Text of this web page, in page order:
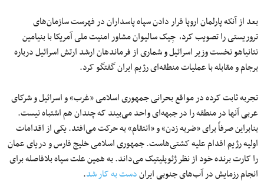
بعد از آنکه پارلمان اروپا قرار دادن سپاه پاسداران در فهرست سازمان‌های
تروریستی را تصویب کرد، جِیک سالیوان مشاور امنیت ملی آمریکا با بنیامین
نتانیاهو نخست وزیر اسرائیل و شماری از فرماندهان ارشد ارتش اسرائیل درباره
برجام و مقابله با عملیات منطقه‌ای رژیم ایران گفتگو کرد.
تجربه ثابت کرده در مواقع بحرانی جمهوری اسلامی «غرب» و اسرائیل و شرکای
عربی آنها در منطقه را در جبهه‌ای واحد می‌بیند که چندان هم اشتباه نیست.
بنابراین صرفاً برای «ضربه زدن» و «انتقام» به حرکت می‌افتد. یکی از اقدامات
اولیه رژیم اقدام علیه کشتی‌هاست. جمهوری اسلامی خلیج فارس و دریای عمان
را کارت برنده خود از نظر ژئوپلیتیک می‌داند. به همین علت سپاه بلافاصله برای
انجام رزمایش در آب‌های جنوبی ایراندست به کار شد.